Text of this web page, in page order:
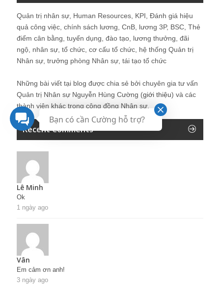
Quản trị nhân sự, Human Resources, KPI, Đánh giá hiệu
quả công việc, chính sách lương, CnB, lương 3P, BSC, Thẻ
điểm cân bằng, tuyển dụng, đào tạo, lương thưởng, đãi
ngộ, nhân sự, tổ chức, cơ cấu tổ chức, hệ thống Quản trị
Nhân sự, trưởng phòng Nhân sự, tái tạo tổ chức
Những bài viết tại blog được chia sẻ bởi chuyên gia tư vấn
Quản trị Nhân sự Nguyễn Hùng Cường (giới thiệu) và các
thành viên khác trong cộng đồng Nhân sự.
Recent Comments
Lê Minh
Ok
1 ngày ago
Vân
Em cảm ơn anh!
3 ngày ago
Bạn có cần Cường hỗ trợ?